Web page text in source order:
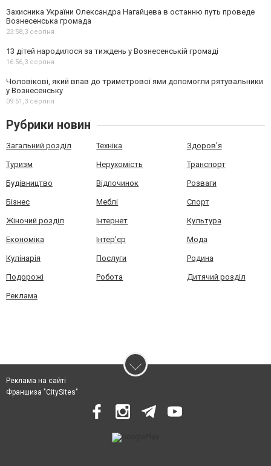
Захисника України Олександра Нагайцева в останню путь проведе
Вознесенська громада
23:58,3 серпня
13 дітей народилося за тиждень у Вознесенській громаді
16:56,3 серпня
Чоловікові, який впав до триметрової ями допомогли рятувальники
у Вознесенську
09:51,3 серпня
Рубрики новин
Загальний розділ Техніка Здоров'я
Туризм Нерухомість Транспорт
Будівництво Відпочинок Розваги
Бізнес Меблі Спорт
Жіночий розділ Інтернет Культура
Економіка Інтер'єр Мода
Кулінарія Послуги Родина
Подорожі Робота Дитячий розділ
Реклама
Реклама на сайті
Франшиза "CitySites"